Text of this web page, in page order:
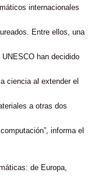
internacionales
Entre ellos, una
han decidido
ciencia al extender el
a otras dos
informa el
de Europa,